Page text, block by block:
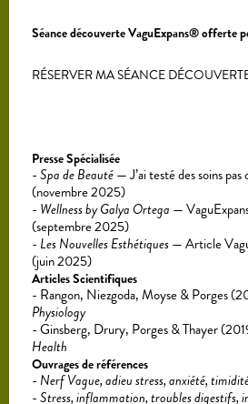
Séance découverte VaguExpans® offerte
RÉSERVER MA SÉANCE
Presse Spécialisée
Spa de Beauté — J’ai testé des soins
(novembre 2025)
Wellness by Galya Ortega —
(septembre 2025)
Les Nouvelles Esthétiques — Article
(juin 2025)
Articles Scientifiques
Rangon, Niezgoda, Moyse & Porges
Physiology
Ginsberg, Drury, Porges & Thayer
Health
Ouvrages de références
Nerf Vague, adieu stress, anxiété,
Stress, inflammation, troubles digestifs,